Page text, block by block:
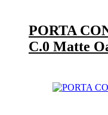
PORTA
C.0 Matte